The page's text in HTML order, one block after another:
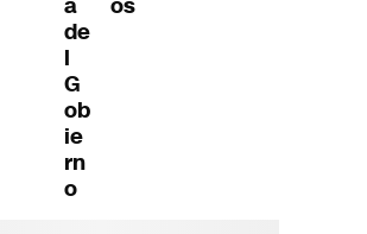
de
l
G
ob
ie
rn
o